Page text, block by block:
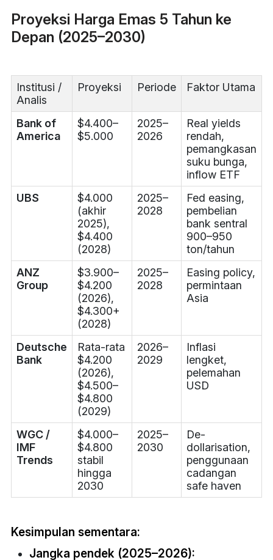
Proyeksi Harga Emas 5 Tahun ke
Depan (2025–2030)
Institusi /
Analis
Proyeksi Periode Faktor Utama
Bank of
America
$4.400–
$5.000
2025–
2026
Real yields
rendah,
pemangkasan
suku bunga,
inflow ETF
UBS
$4.000
(akhir
2025),
$4.400
(2028)
2025–
2028
Fed easing,
pembelian
bank sentral
900–950
ton/tahun
ANZ
Group
$3.900–
$4.200
(2026),
$4.300+
(2028)
2025–
2028
Easing policy,
permintaan
Asia
Deutsche
Bank
Rata-rata
$4.200
(2026),
$4.500–
$4.800
(2029)
2026–
2029
Inflasi
lengket,
pelemahan
USD
WGC /
IMF
Trends
$4.000–
$4.800
stabil
hingga
2030
2025–
2030
De-
dollarisation,
penggunaan
cadangan
safe haven
Kesimpulan sementara:
Jangka pendek (2025–2026):